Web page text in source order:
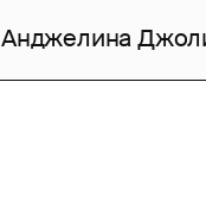
Анджелина